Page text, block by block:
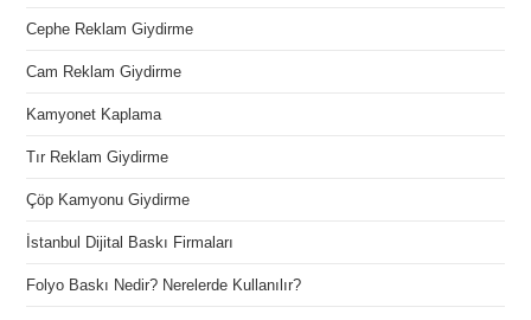
Cephe Reklam Giydirme
Cam Reklam Giydirme
Kamyonet Kaplama
Tır Reklam Giydirme
Çöp Kamyonu Giydirme
İstanbul Dijital Baskı Firmaları
Folyo Baskı Nedir? Nerelerde Kullanılır?